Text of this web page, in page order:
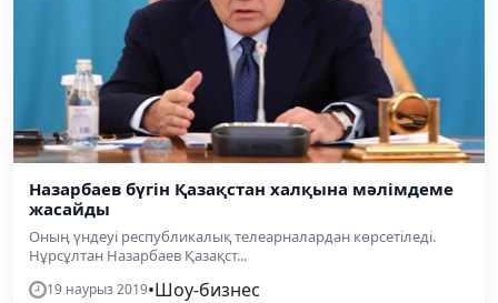
Назарбаев бүгін Қазақстан халқына мәлімдеме
жасайды
Оның үндеуі республикалық телеарналардан көрсетіледі.
Нұрсұлтан Назарбаев Қазақст...
19 наурыз 2019•Шоу-бизнес